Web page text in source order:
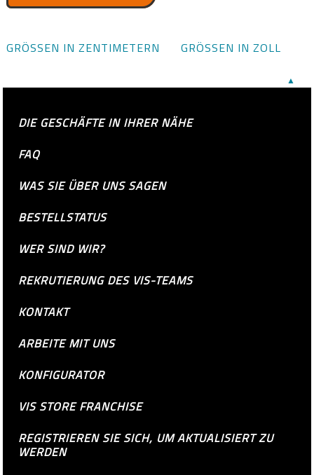
GRÖSSEN IN ZENTIMETERN GRÖSSEN IN ZOLL
▲
DIE GESCHÄFTE IN IHRER NÄHE
FAQ
WAS SIE ÜBER UNS SAGEN
BESTELLSTATUS
WER SIND WIR?
REKRUTIERUNG DES VIS-TEAMS
KONTAKT
ARBEITE MIT UNS
KONFIGURATOR
VIS STORE FRANCHISE
REGISTRIEREN SIE SICH, UM AKTUALISIERT ZU
WERDEN